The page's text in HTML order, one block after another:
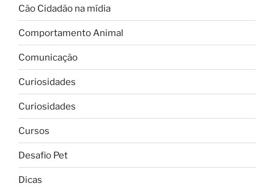
Cão Cidadão na mídia
Comportamento Animal
Comunicação
Curiosidades
Curiosidades
Cursos
Desafio Pet
Dicas